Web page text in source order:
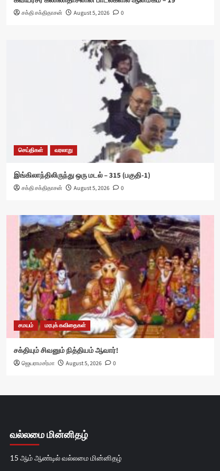
சக்தி சக்திதாசன் August 5, 2026 0
செய்திகள் வரலாறு
இங்கிலாந்திலிருந்து ஒரு மடல் – 315 (பகுதி-1)
சக்தி சக்திதாசன் August 5, 2026 0
சமயம் மரபுக் கவிதைகள்
சக்தியும் சிவனும் நித்தியம் ஆவார்!
ஜெயராமசர்மா August 5, 2026 0
வல்லமை மின்னிதழ்
15 ஆம் ஆண்டில் வல்லமை மின்னிதழ்